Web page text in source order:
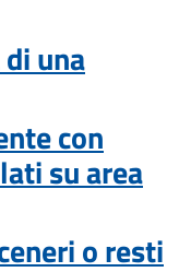
una
con
su area
o resti